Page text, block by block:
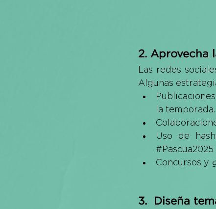
2. Aprovecha
Las redes
Algunas
la temporada.
Uso de
#Pascua2025
Concursos y
3.  Diseña